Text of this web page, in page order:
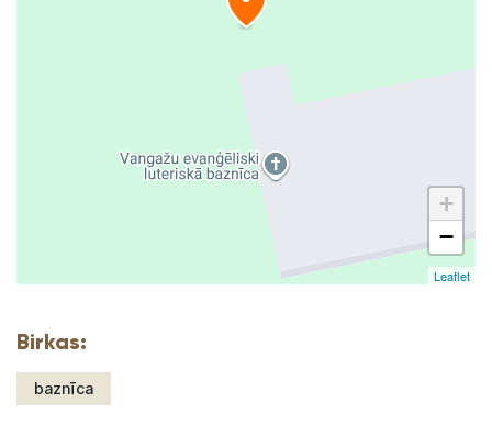
+
−
Leaflet
Birkas:
baznīca